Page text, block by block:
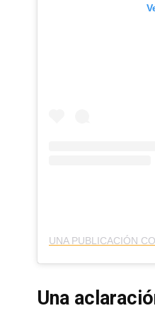
Una